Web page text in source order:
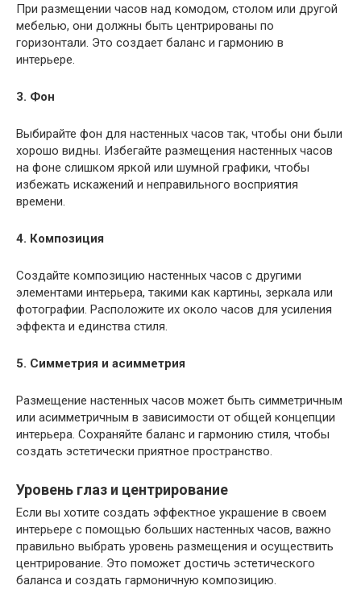
При размещении часов над комодом, столом или другой
мебелью, они должны быть центрированы по
горизонтали. Это создает баланс и гармонию в
интерьере.
3. Фон
Выбирайте фон для настенных часов так, чтобы они были
хорошо видны. Избегайте размещения настенных часов
на фоне слишком яркой или шумной графики, чтобы
избежать искажений и неправильного восприятия
времени.
4. Композиция
Создайте композицию настенных часов с другими
элементами интерьера, такими как картины, зеркала или
фотографии. Расположите их около часов для усиления
эффекта и единства стиля.
5. Симметрия и асимметрия
Размещение настенных часов может быть симметричным
или асимметричным в зависимости от общей концепции
интерьера. Сохраняйте баланс и гармонию стиля, чтобы
создать эстетически приятное пространство.
Уровень глаз и центрирование
Если вы хотите создать эффектное украшение в своем
интерьере с помощью больших настенных часов, важно
правильно выбрать уровень размещения и осуществить
центрирование. Это поможет достичь эстетического
баланса и создать гармоничную композицию.